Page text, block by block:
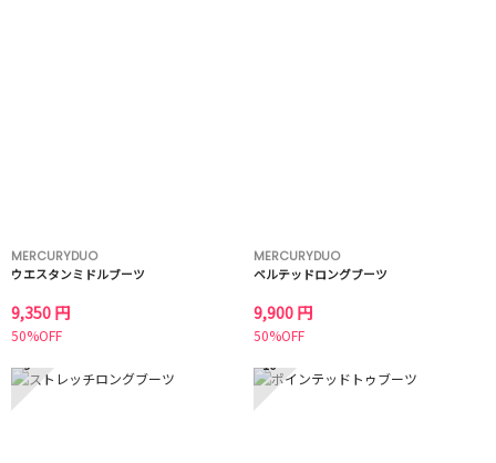
MERCURYDUO
ウエスタンミドルブーツ
9,350 円
50%OFF
MERCURYDUO
ベルテッドロングブーツ
9,900 円
50%OFF
9 10